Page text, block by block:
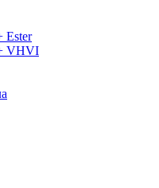
Ester
VHVI